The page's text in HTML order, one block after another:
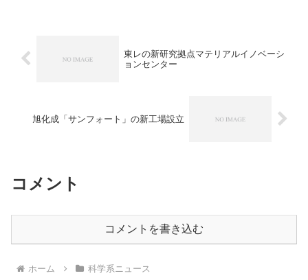
東レの新研究拠点マテリアルイノベーシ
ョンセンター
旭化成「サンフォート」の新工場設立
コメント
コメントを書き込む
ホーム 科学系ニュース